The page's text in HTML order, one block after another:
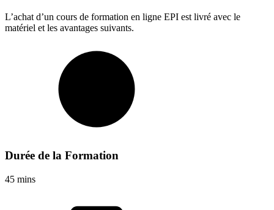
L’achat d’un cours de formation en ligne EPI est livré avec le
matériel et les avantages suivants.
Durée de la Formation
45 mins